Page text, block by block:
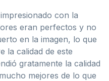
con la
eran perfectos y no
en la imagen, lo que
la calidad de este
gratamente la calidad
mejores de lo que